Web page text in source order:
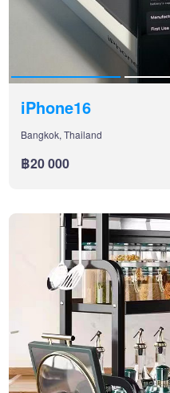
iPhone16
Bangkok, Thailand
฿20 000